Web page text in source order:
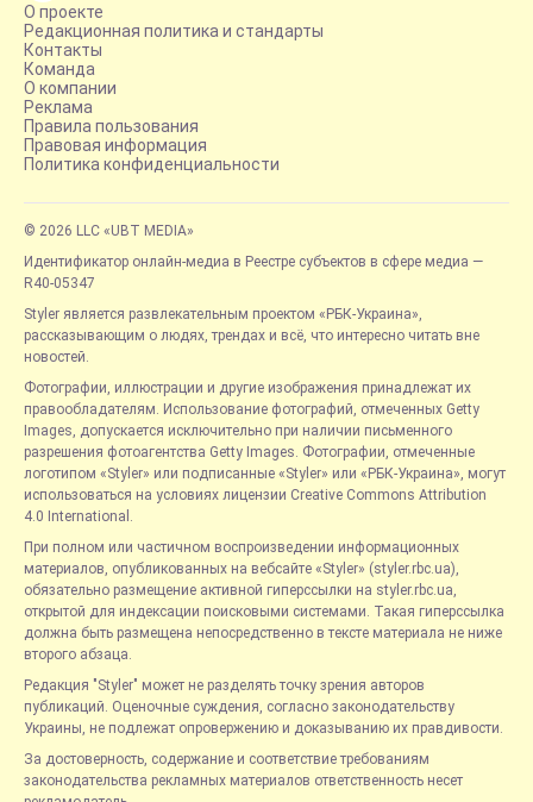
О проекте
Редакционная политика и стандарты
Контакты
Команда
О компании
Реклама
Правила пользования
Правовая информация
Политика конфиденциальности
© 2026 LLC «UBT MEDIA»
Идентификатор онлайн-медиа в Реестре субъектов в сфере медиа —
R40-05347
Styler является развлекательным проектом «РБК-Украина»,
рассказывающим о людях, трендах и всё, что интересно читать вне
новостей.
Фотографии, иллюстрации и другие изображения принадлежат их
правообладателям. Использование фотографий, отмеченных Getty
Images, допускается исключительно при наличии письменного
разрешения фотоагентства Getty Images. Фотографии, отмеченные
логотипом «Styler» или подписанные «Styler» или «РБК-Украина», могут
использоваться на условиях лицензии Creative Commons Attribution
4.0 International.
При полном или частичном воспроизведении информационных
материалов, опубликованных на вебсайте «Styler» (styler.rbc.ua),
обязательно размещение активной гиперссылки на styler.rbc.ua,
открытой для индексации поисковыми системами. Такая гиперссылка
должна быть размещена непосредственно в тексте материала не ниже
второго абзаца.
Редакция "Styler" может не разделять точку зрения авторов
публикаций. Оценочные суждения, согласно законодательству
Украины, не подлежат опровержению и доказыванию их правдивости.
За достоверность, содержание и соответствие требованиям
законодательства рекламных материалов ответственность несет